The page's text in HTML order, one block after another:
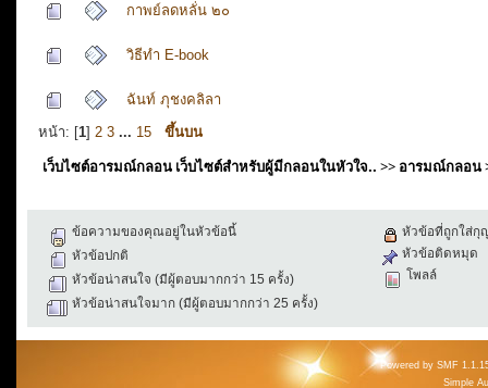
กาพย์ลดหลั่น ๒๐
วิธีทำ E-book
ฉันท์ ภุชงคลิลา
หน้า: [1] 2 3 ... 15 ขึ้นบน
เว็บไซต์อารมณ์กลอน เว็บไซต์สำหรับผู้มีกลอนในหัวใจ.. >> อารมณ์กลอน
ข้อความของคุณอยู่ในหัวข้อนี้
หัวข้อปกติ
หัวข้อน่าสนใจ (มีผู้ตอบมากกว่า 15 ครั้ง)
หัวข้อน่าสนใจมาก (มีผู้ตอบมากกว่า 25 ครั้ง)
หัวข้อที่ถูกใส่กุ
หัวข้อติดหมุด
โพลล์
Powered by SMF
Simple